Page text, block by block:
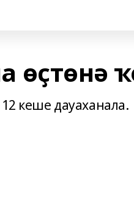
өҫтөнә
кеше дауаханала.